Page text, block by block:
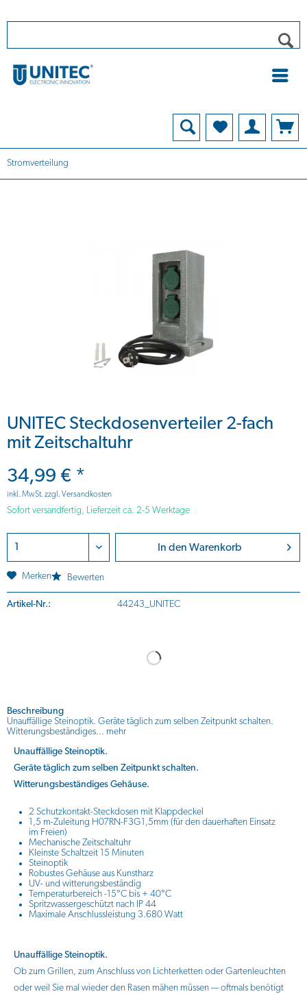
Stromverteilung
UNITEC Steckdosenverteiler 2-fach
mit Zeitschaltuhr
34,99 € *
inkl. MwSt.zzgl. Versandkosten
Sofort versandfertig, Lieferzeit ca. 2-5 Werktage
In den Warenkorb
Merken Bewerten
Artikel-Nr.: 44243_UNITEC
Beschreibung
Unauffällige Steinoptik. Geräte täglich zum selben Zeitpunkt schalten.
Witterungsbeständiges... mehr
Unauffällige Steinoptik.
Geräte täglich zum selben Zeitpunkt schalten.
Witterungsbeständiges Gehäuse.
2 Schutzkontakt-Steckdosen mit Klappdeckel
1,5 m-Zuleitung H07RN-F3G1,5mm (für den dauerhaften Einsatz
im Freien)
Mechanische Zeitschaltuhr
Kleinste Schaltzeit 15 Minuten
Steinoptik
Robustes Gehäuse aus Kunstharz
UV- und witterungsbeständig
Temperaturbereich -15°C bis + 40°C
Spritzwassergeschützt nach IP 44
Maximale Anschlussleistung 3.680 Watt
Unauffällige Steinoptik.
Ob zum Grillen, zum Anschluss von Lichterketten oder Gartenleuchten
oder weil Sie mal wieder den Rasen mähen müssen — oftmals benötigt